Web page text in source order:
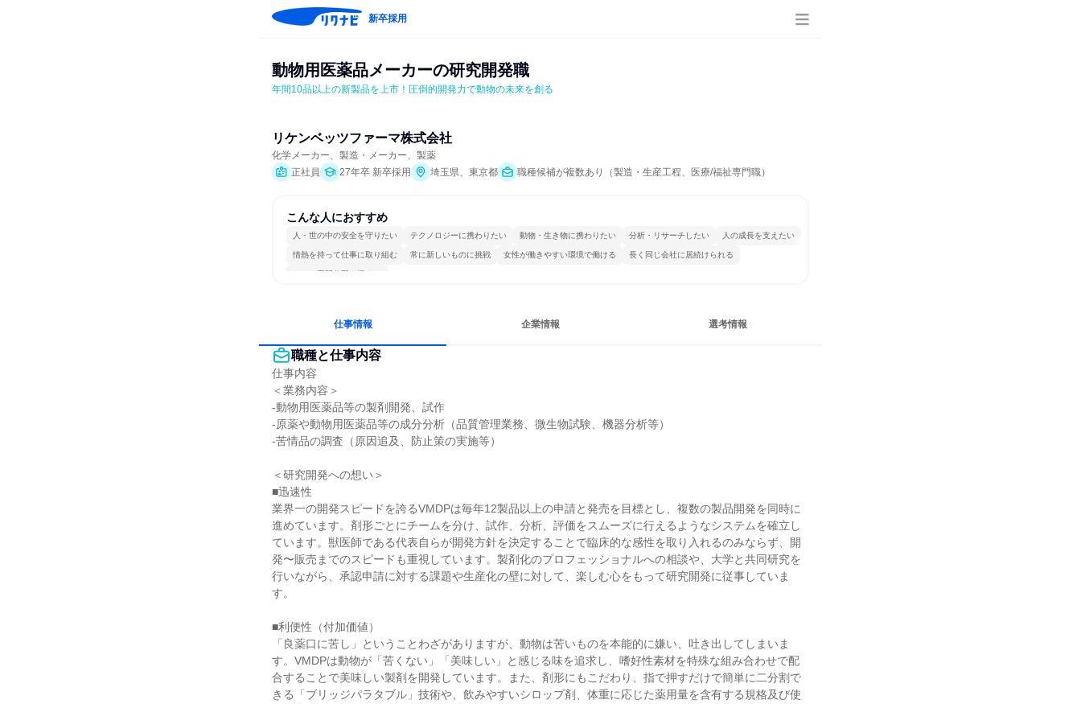
新卒採用
動物用医薬品メーカーの研究開発職
年間10品以上の新製品を上市！圧倒的開発力で動物の未来を創る
リケンベッツファーマ株式会社
化学メーカー、製造・メーカー、製薬
正社員
27年卒 新卒採用 埼玉県、東京都 職種候補が複数あり（製造・生産工程、医療/福祉専門職）
こんな人におすすめ
人・世の中の安全を守りたい テクノロジーに携わりたい 動物・生き物に携わりたい 分析・リサーチしたい 人の成長を支えたい
情熱を持って仕事に取り組む 常に新しいものに挑戦 女性が働きやすい環境で働ける 長く同じ会社に居続けられる
一つの専門分野を極める
仕事情報 企業情報 選考情報
職種と仕事内容
仕事内容
＜業務内容＞
-動物用医薬品等の製剤開発、試作
-原薬や動物用医薬品等の成分分析（品質管理業務、微生物試験、機器分析等）
-苦情品の調査（原因追及、防止策の実施等）
＜研究開発への想い＞
■迅速性
業界一の開発スピードを誇るVMDPは毎年12製品以上の申請と発売を目標とし、複数の製品開発を同時に
進めています。剤形ごとにチームを分け、試作、分析、評価をスムーズに行えるようなシステムを確立し
ています。獣医師である代表自らが開発方針を決定することで臨床的な感性を取り入れるのみならず、開
発〜販売までのスピードも重視しています。製剤化のプロフェッショナルへの相談や、大学と共同研究を
行いながら、承認申請に対する課題や生産化の壁に対して、楽しむ心をもって研究開発に従事していま
す。
■利便性（付加価値）
「良薬口に苦し」ということわざがありますが、動物は苦いものを本能的に嫌い、吐き出してしまいま
す。VMDPは動物が「苦くない」「美味しい」と感じる味を追求し、嗜好性素材を特殊な組み合わせで配
合することで美味しい製剤を開発しています。また、剤形にもこだわり、指で押すだけで簡単に二分割で
きる「ブリッジパラタブル」技術や、飲みやすいシロップ剤、体重に応じた薬用量を含有する規格及び使